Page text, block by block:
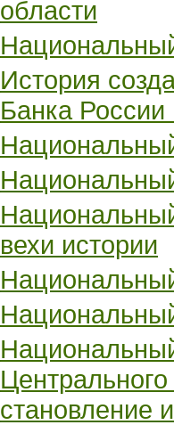
области
История
Банка России
вехи истории
становление